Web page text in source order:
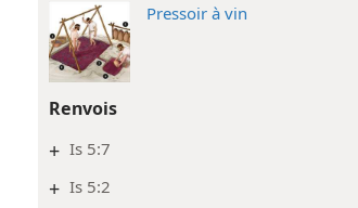
Pressoir à vin
Renvois
+ Is 5:7
+ Is 5:2